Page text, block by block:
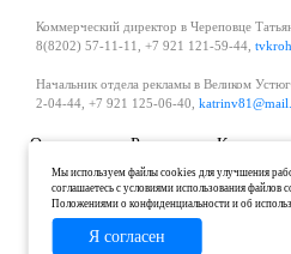
Коммерческий директор в Череповце
8(8202) 57-11-11, +7 921 121-59-44,
Начальник отдела рекламы в Великом
2-04-44, +7 921 125-06-40,
О проекте Реклама
Контакты
Политика в области обработки и
Мы используем файлы cookies для улучшения
соглашаетесь с условиями использования
Положениями о конфиденциальности и об
Я согласен